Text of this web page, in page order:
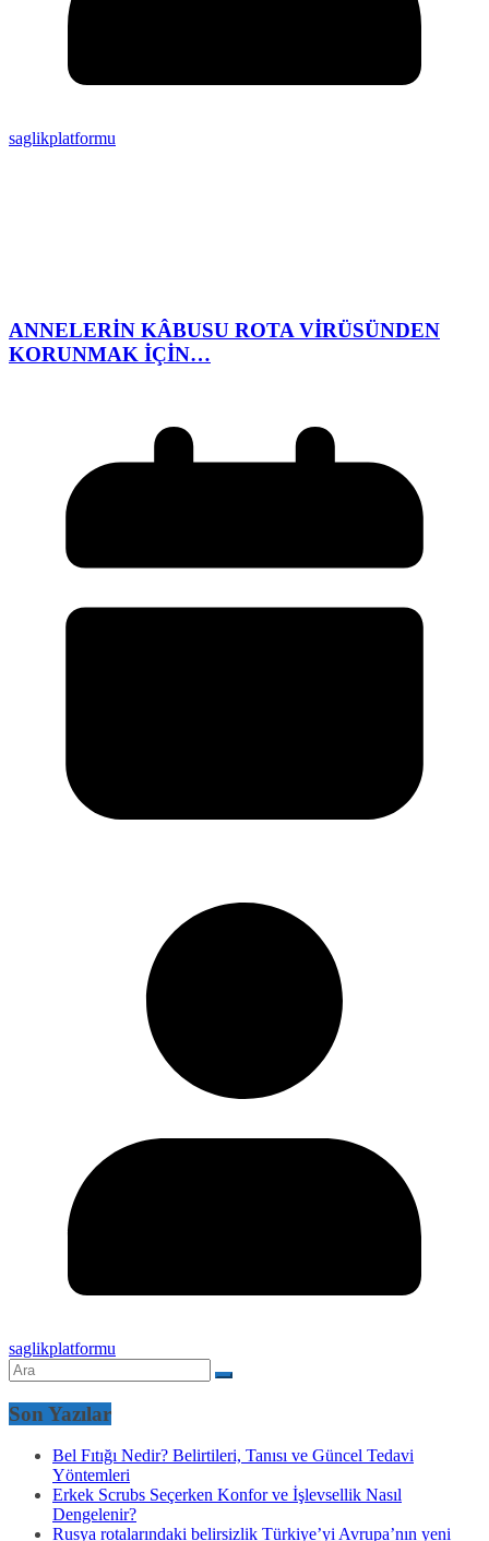
saglikplatformu
ANNELERİN KÂBUSU ROTA VİRÜSÜNDEN
KORUNMAK İÇİN…
saglikplatformu
Son Yazılar
Bel Fıtığı Nedir? Belirtileri, Tanısı ve Güncel Tedavi
Yöntemleri
Erkek Scrubs Seçerken Konfor ve İşlevsellik Nasıl
Dengelenir?
Rusya rotalarındaki belirsizlik Türkiye’yi Avrupa’nın yeni